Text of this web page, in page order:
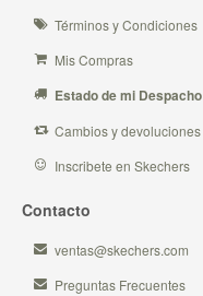
Términos y Condiciones
Mis Compras
Estado de mi Despacho
Cambios y devoluciones
Inscribete en Skechers
Contacto
ventas@skechers.com
Preguntas Frecuentes